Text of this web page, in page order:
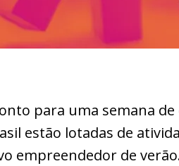
para uma semana
estão lotadas de
empreendedor de